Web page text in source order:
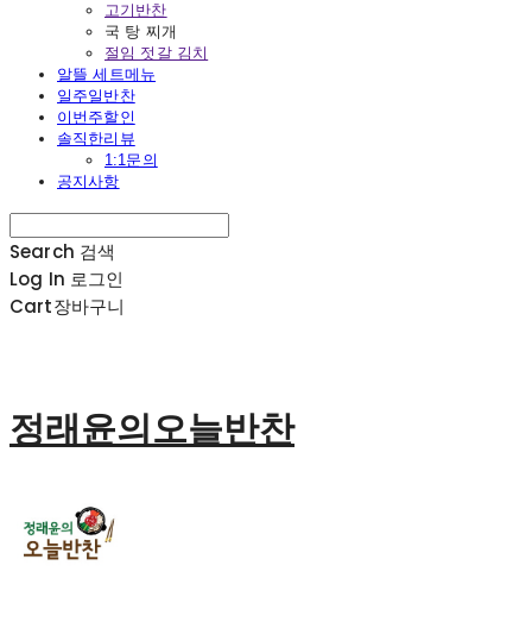
고기반찬
국 탕 찌개
절임 젓갈 김치
알뜰 세트메뉴
일주일반찬
이번주할인
솔직한리뷰
1:1문의
공지사항
Search 검색
Log In 로그인
Cart장바구니
정래윤의오늘반찬